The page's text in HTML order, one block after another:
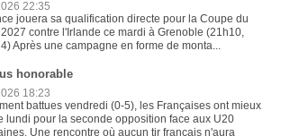
22:35
jouera sa qualification directe pour la Coupe du
contre l'Irlande ce mardi à Grenoble (21h10,
Après une campagne en forme de monta...
honorable
18:23
battues vendredi (0-5), les Françaises ont mieux
lundi pour la seconde opposition face aux U20
Une rencontre où aucun tir français n'aura